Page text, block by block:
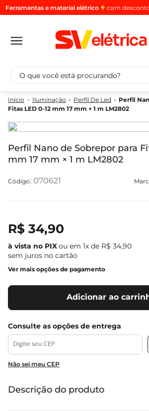
Ferramentas e material elétrico com
O que você está procurando?
Iluminação Perfil De Led
Perfil
Fitas LED 0-12 mm 17 mm × 1 m LM2802
Perfil Nano de Sobrepor para
mm 17 mm × 1 m LM2802
: 070621
R$ 34,90
ou em 1x de R$ 34,90
sem juros no cartão
Ver mais opções de pagamento
Adicionar ao
Não sei meu CEP
Descrição do produto
Termos mais buscados
2º
luminaria
3º
tomada
4
cabo pp
4